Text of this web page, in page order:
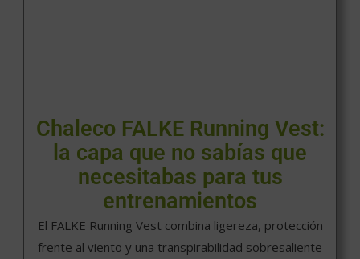
Chaleco FALKE Running Vest:
la capa que no sabías que
necesitabas para tus
entrenamientos
El FALKE Running Vest combina ligereza, protección
frente al viento y una transpirabilidad sobresaliente